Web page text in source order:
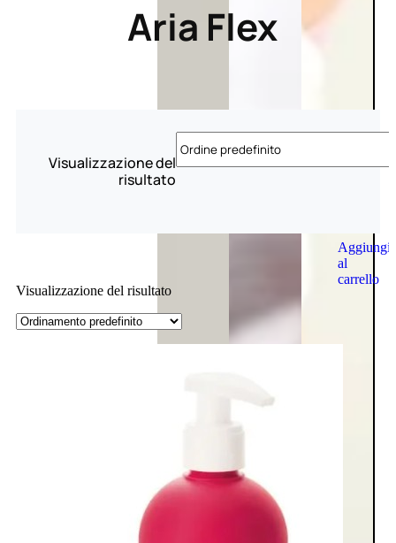
Aggiungi
al
carrello
Aria Flex
Visualizzazione del
risultato
Visualizzazione del risultato